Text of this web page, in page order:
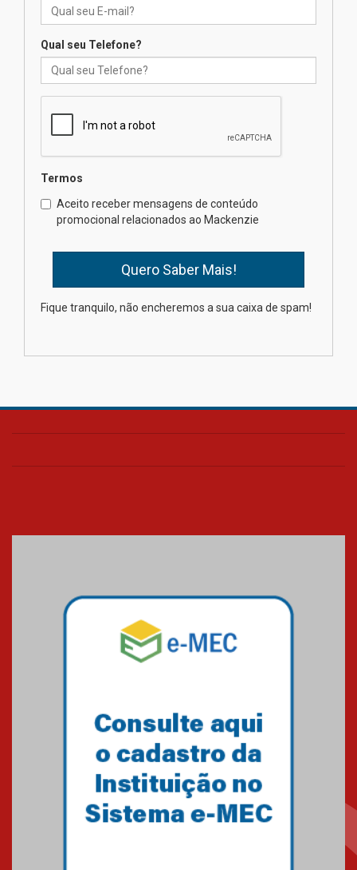
Professora do Mackenzie é
finalista do Prêmio Jabuti com
04.08.2026
internacionais
03.08.2026
Oncologista do HUEM ressalta
importância da prevenção e
diagnóstico precoce do câncer
de pulmão
Qual seu Telefone?
Termos
Aceito receber mensagens de conteúdo
promocional relacionados ao Mackenzie
Fique tranquilo, não encheremos a sua caixa de spam!